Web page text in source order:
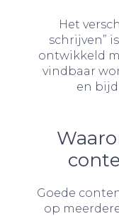
Het
schrijven”
ontwikkeld
vindbaar
en
Goede
op